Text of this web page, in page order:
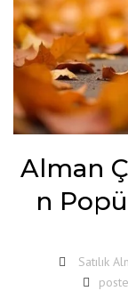
Alman
n
Satılık